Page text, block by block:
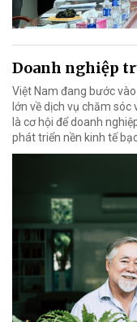
Doanh nghiệp
Việt Nam đang bước
lớn về dịch vụ chăm
là cơ hội để doanh
phát triển nền kinh tế